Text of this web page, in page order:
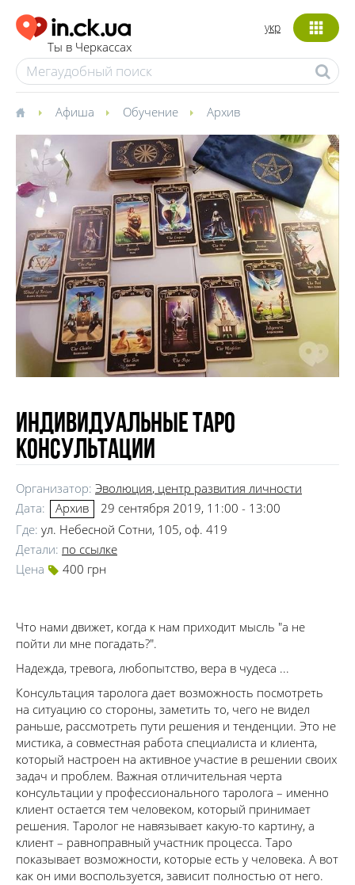
Ты в Черкассах
укр
Афиша Обучение Архив
Индивидуальные Таро
консультации
Организатор: Эволюция, центр развития личности
Дата:
Архив
29 сентября 2019, 11:00 - 13:00
Где: ул. Небесной Сотни, 105, оф. 419
Детали: по ссылке
Цена
400 грн
Что нами движет, когда к нам приходит мысль "а не
пойти ли мне погадать?".
Надежда, тревога, любопытство, вера в чудеса ...
Консультация таролога дает возможность посмотреть
на ситуацию со стороны, заметить то, чего не видел
раньше, рассмотреть пути решения и тенденции. Это не
мистика, а совместная работа специалиста и клиента,
который настроен на активное участие в решении своих
задач и проблем. Важная отличительная черта
консультации у профессионального таролога – именно
клиент остается тем человеком, который принимает
решения. Таролог не навязывает какую-то картину, а
клиент – равноправный участник процесса. Таро
показывает возможности, которые есть у человека. А вот
как он ими воспользуется, зависит полностью от него.